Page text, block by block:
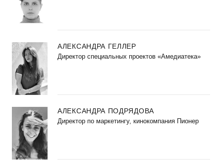
АЛЕКСАНДРА ГЕЛЛЕР
Директор специальных проектов «Амедиатека»
АЛЕКСАНДРА ПОДРЯДОВА
Директор по маркетингу, кинокомпания Пионер